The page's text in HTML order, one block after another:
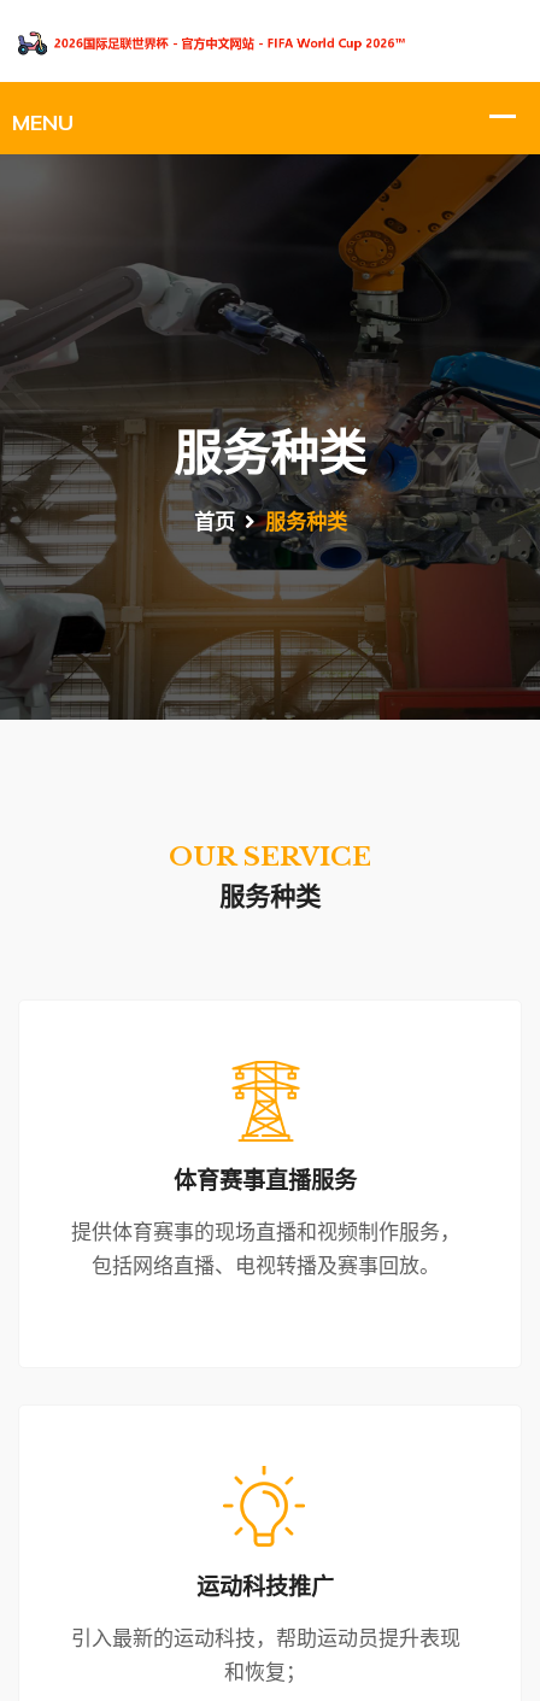
服务种类
首页 服务种类
OUR SERVICE
服务种类
体育赛事直播服务
提供体育赛事的现场直播和视频制作服务，
包括网络直播、电视转播及赛事回放。
运动科技推广
引入最新的运动科技，帮助运动员提升表现
和恢复；